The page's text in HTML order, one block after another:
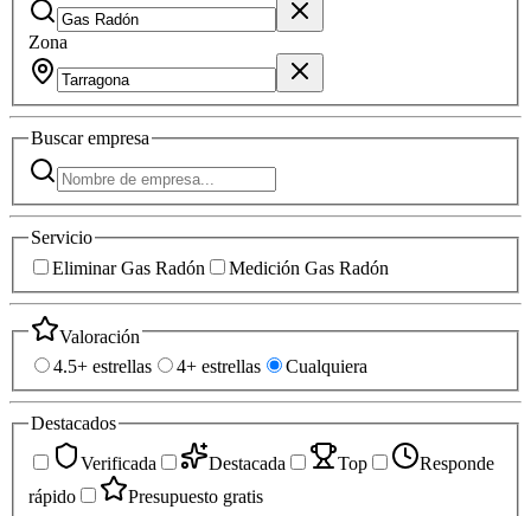
Zona
Buscarempresa
Servicio
Eliminar Gas Radón
Medición Gas Radón
Valoración
4.5+ estrellas
4+ estrellas Cualquiera
Destacados
Verificada
Destacada Top
Responde
rápido
Presupuesto gratis